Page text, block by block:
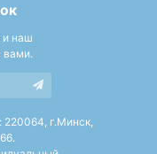
и наш
вами.
220064, г.Минск,